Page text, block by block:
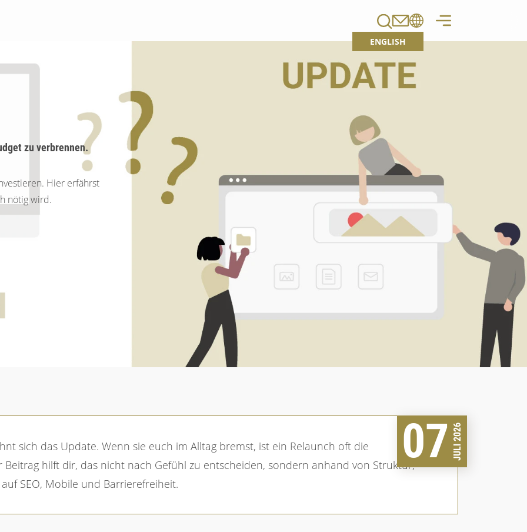
ENGLISH
zu verbrennen.
Hier erfährst
nötig wird.
07JULI 2026
Beitrag hilft dir, das nicht nach Gefühl zu entscheiden, sondern anhand von Struktur,
SEO, Mobile und Barrierefreiheit.